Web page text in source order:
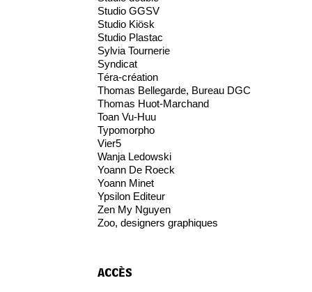
Studio GGSV
Studio Kiösk
Studio Plastac
Sylvia Tournerie
Syndicat
Téra-création
Thomas Bellegarde, Bureau DGC
Thomas Huot-Marchand
Toan Vu-Huu
Typomorpho
Vier5
Wanja Ledowski
Yoann De Roeck
Yoann Minet
Ypsilon Editeur
Zen My Nguyen
Zoo, designers graphiques
accès